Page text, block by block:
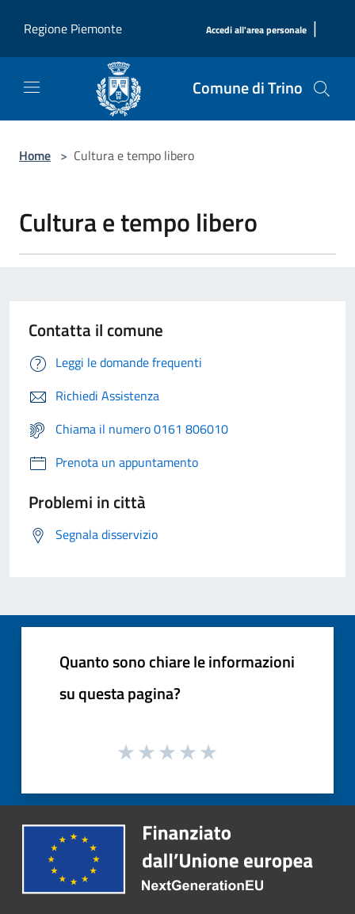
Regione Piemonte
Accedi all'area personale |
Comune di Trino
Home > Cultura e tempo libero
Cultura e tempo libero
Contatta il comune
Leggi le domande frequenti
Richiedi Assistenza
Chiama il numero 0161 806010
Prenota un appuntamento
Problemi in città
Segnala disservizio
Quanto sono chiare le informazioni
su questa pagina?